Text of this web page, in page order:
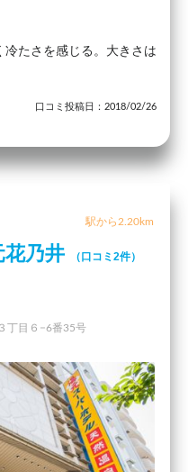
たさを感じる。大きさは
口コミ投稿日：2018/02/26
駅から2.20km
乃井 （口コミ2件）
丁目６−6番35号